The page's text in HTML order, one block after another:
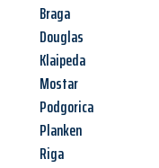
Braga
Douglas
Klaipeda
Mostar
Podgorica
Planken
Riga